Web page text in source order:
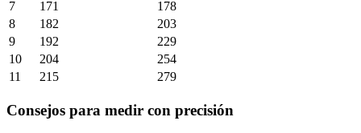
7 171
178
8
182
203
9
192
229
10
204
254
11
215 279
Consejos para medir con precisión